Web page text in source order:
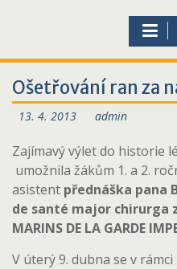
Ošetřování ran za
13. 4. 2013 admin
Zajímavý výlet do historie
umožnila žákům 1. a 2.
asistent přednáška pana
de santé major chirurga
MARINS DE LA GARDE
V úterý 9. dubna se v